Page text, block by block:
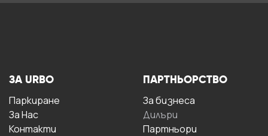
ЗА URBO
Паркиране
За Hас
Контакти
ПАРТНЬОРСТВО
За бизнесa
Дилъри
Партньори